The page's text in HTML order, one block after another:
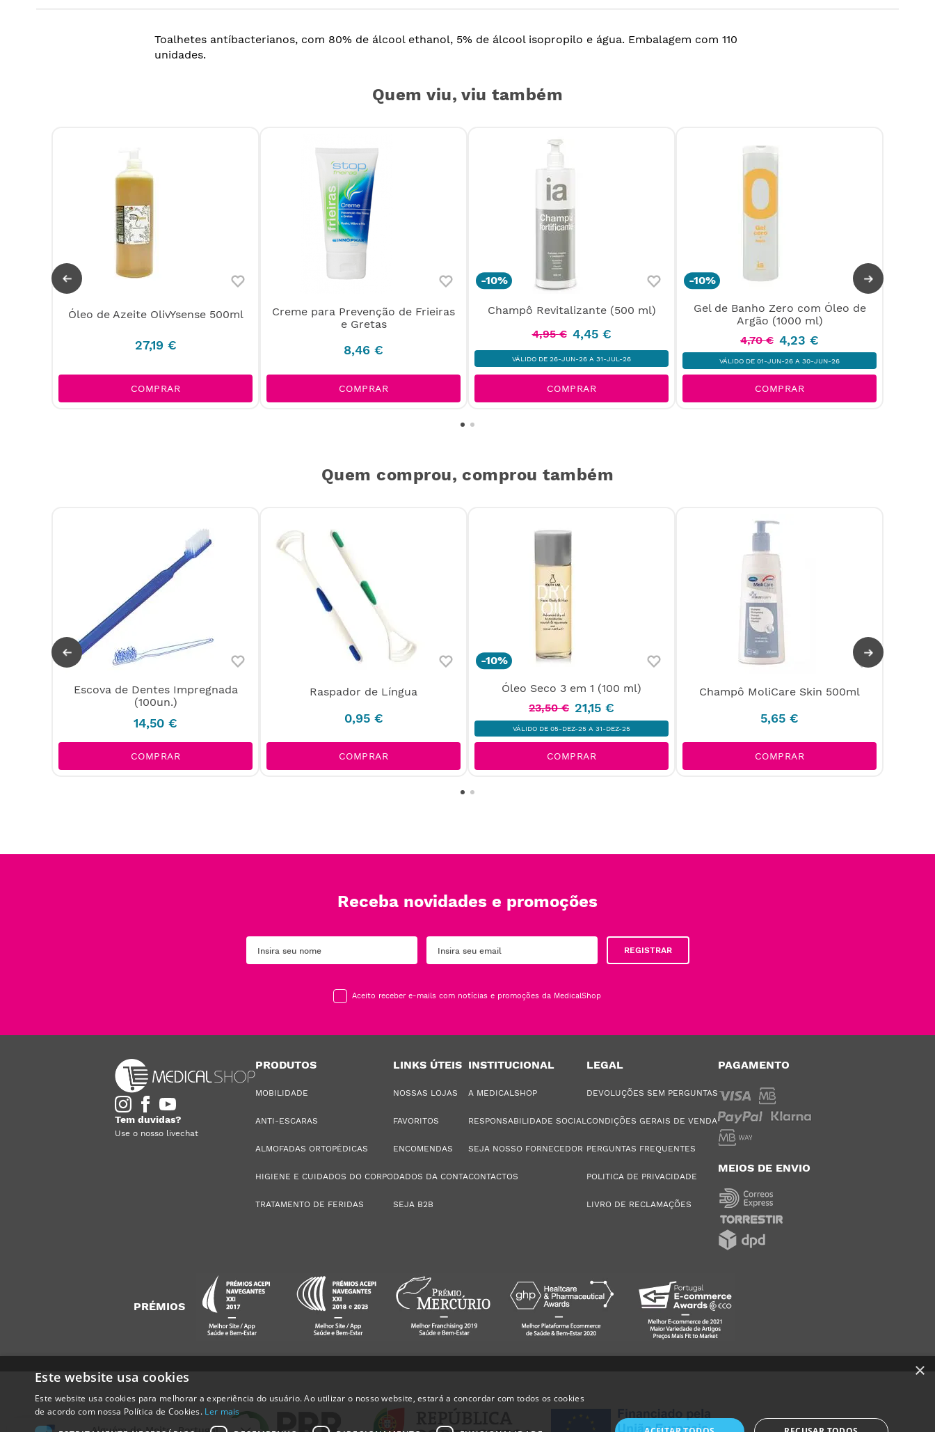
Toalhetes antíbacterianos, com 80% de álcool ethanol, 5% de álcool isopropilo e água. Embalagem com 110
unidades.
Quem viu, viu também
Óleo de Azeite OlivYsense 500ml
27,19 €
COMPRAR
Creme para Prevenção de Frieiras
e Gretas
8,46 €
COMPRAR
-10%
Champô Revitalizante (500 ml)
4,95 € 4,45 €
VÁLIDO DE 26-JUN-26 A 31-JUL-26
COMPRAR
-10%
Gel de Banho Zero com Óleo de
Argão (1000 ml)
4,70 € 4,23 €
VÁLIDO DE 01-JUN-26 A 30-JUN-26
COMPRAR
Quem comprou, comprou também
Escova de Dentes Impregnada
(100un.)
14,50 €
COMPRAR
Raspador de Língua
0,95 €
COMPRAR
-10%
Óleo Seco 3 em 1 (100 ml)
23,50 € 21,15 €
VÁLIDO DE 05-DEZ-25 A 31-DEZ-25
COMPRAR
Champô MoliCare Skin 500ml
5,65 €
COMPRAR
Receba novidades e promoções
REGISTRAR
Aceito receber e-mails com notícias e promoções da MedicalShop
Tem duvidas?
Use o nosso livechat
PRODUTOS
MOBILIDADE
ANTI-ESCARAS
ALMOFADAS ORTOPÉDICAS
HIGIENE E CUIDADOS DO CORPO
TRATAMENTO DE FERIDAS
LINKS ÚTEIS
NOSSAS LOJAS
FAVORITOS
ENCOMENDAS
DADOS DA CONTA
SEJA B2B
INSTITUCIONAL
A MEDICALSHOP
RESPONSABILIDADE SOCIAL
SEJA NOSSO FORNECEDOR
CONTACTOS
LEGAL
DEVOLUÇÕES SEM PERGUNTAS
CONDIÇÕES GERAIS DE VENDA
PERGUNTAS FREQUENTES
POLITICA DE PRIVACIDADE
LIVRO DE RECLAMAÇÕES
PAGAMENTO
MEIOS DE ENVIO
PRÉMIOS
×
Este website usa cookies
Este website usa cookies para melhorar a experiência do usuário. Ao utilizar o nosso website, estará a concordar com todos os cookies
de acordo com nossa Política de Cookies. Ler mais
Alguém deMoita,Portugal,
acabou de comprar: